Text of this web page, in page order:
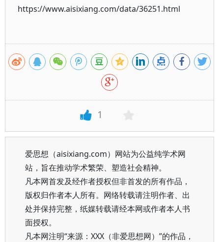
https://www.aisixiang.com/data/36251.html
1
爱思想（aisixiang.com）网站为公益纯学术网
站，旨在推动学术繁荣、塑造社会精神。
凡本网首发及经作者授权但非首发的所有作品，
版权归作者本人所有。网络转载请注明作者、出
处并保持完整，纸媒转载请经本网或作者本人书
面授权。
凡本网注明“来源：XXX（非爱思想网）”的作品，